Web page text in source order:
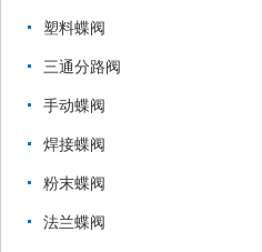
塑料蝶阀
三通分路阀
手动蝶阀
焊接蝶阀
粉末蝶阀
法兰蝶阀